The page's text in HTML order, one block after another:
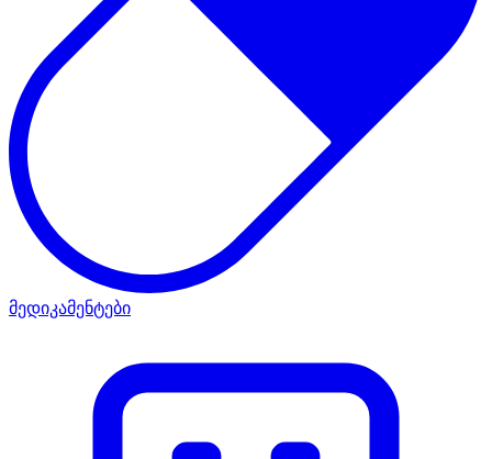
მედიკამენტები